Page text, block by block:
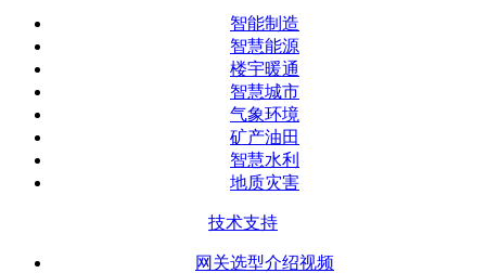
智能制造
智慧能源
楼宇暖通
智慧城市
气象环境
矿产油田
智慧水利
地质灾害
技术支持
网关选型介绍视频